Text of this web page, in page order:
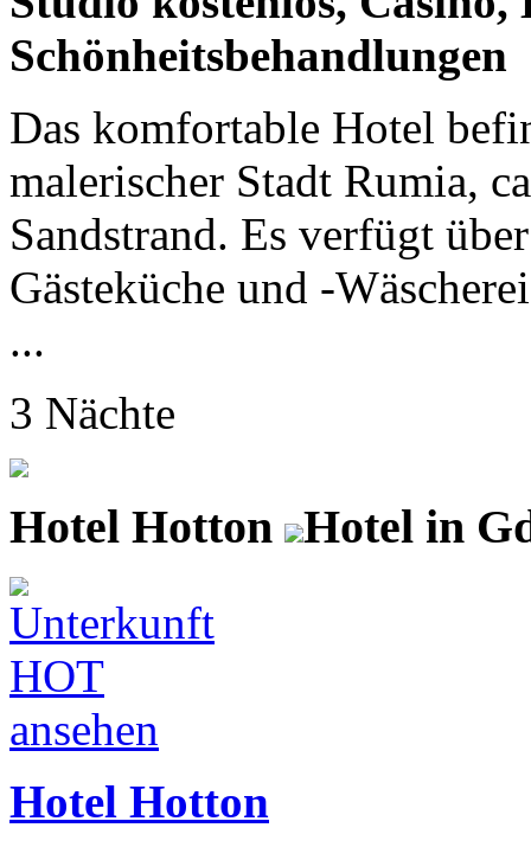
Schönheitsbehandlungen
Das komfortable Hotel
malerischer Stadt Rumia,
Sandstrand. Es verfügt
Gästeküche und -
...
3 Nächte
Hotel Hotton Hotel in
Hotel Hotton